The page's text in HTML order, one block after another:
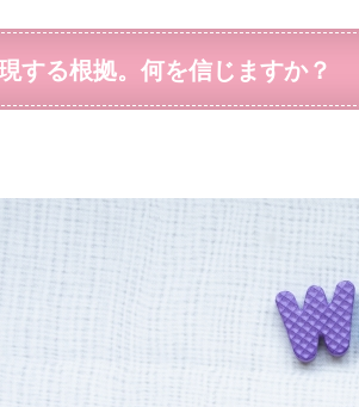
する根拠。何を信じますか？